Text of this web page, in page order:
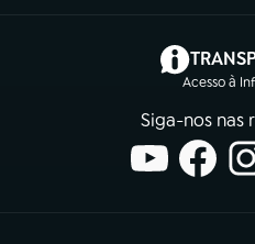
Acesso à
Siga-nos nas